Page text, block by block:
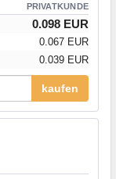
PRIVATKUNDE
0.098 EUR
0.067 EUR
0.039 EUR
kaufen